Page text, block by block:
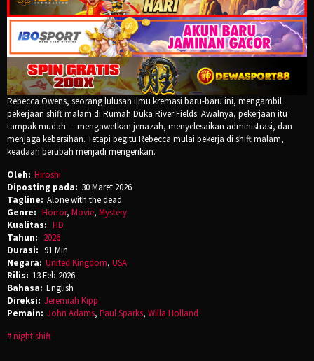
Rebecca Owens, seorang lulusan ilmu kremasi baru-baru ini, mengambil
pekerjaan shift malam di Rumah Duka River Fields. Awalnya, pekerjaan itu
tampak mudah — mengawetkan jenazah, menyelesaikan administrasi, dan
menjaga kebersihan. Tetapi begitu Rebecca mulai bekerja di shift malam,
keadaan berubah menjadi mengerikan.
Oleh: Hiroshi
Diposting pada: 30 Maret 2026
Tagline: Alone with the dead.
Genre: Horror, Movie, Mystery
Kualitas: HD
Tahun: 2026
Durasi: 91 Min
Negara: United Kingdom, USA
Rilis: 13 Feb 2026
Bahasa: English
Direksi: Jeremiah Kipp
Pemain: John Adams, Paul Sparks, Willa Holland
night shift